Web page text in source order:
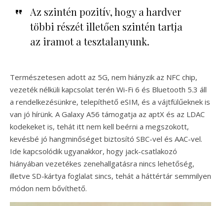
Az szintén pozitív, hogy a hardver
többi részét illetően szintén tartja
az iramot a tesztalanyunk.
Természetesen adott az 5G, nem hiányzik az NFC chip,
vezeték nélküli kapcsolat terén Wi-Fi 6 és Bluetooth 5.3 áll
a rendelkezésünkre, telepíthető eSIM, és a vájtfülűeknek is
van jó hírünk. A Galaxy A56 támogatja az aptX és az LDAC
kodekeket is, tehát itt nem kell beérni a megszokott,
kevésbé jó hangminőséget biztosító SBC-vel és AAC-vel.
Ide kapcsolódik ugyanakkor, hogy jack-csatlakozó
hiányában vezetékes zenehallgatásra nincs lehetőség,
illetve SD-kártya foglalat sincs, tehát a háttértár semmilyen
módon nem bővíthető.